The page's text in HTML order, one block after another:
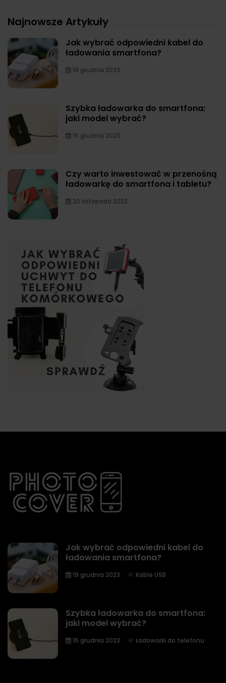
Najnowsze Artykuły
Jak wybrać odpowiedni kabel do
ładowania smartfona?
19 grudnia 2023
Szybka ładowarka do smartfona:
jaki model wybrać?
15 grudnia 2023
Czy warto inwestować w przenośną
ładowarkę do smartfona i tabletu?
20 listopada 2023
Jak wybrać odpowiedni kabel do
ładowania smartfona?
19 grudnia 2023 Kable USB
Szybka ładowarka do smartfona:
jaki model wybrać?
15 grudnia 2023 Ładowarki do telefonu